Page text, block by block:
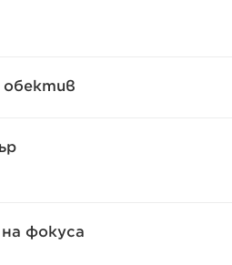
обектив
фокуса